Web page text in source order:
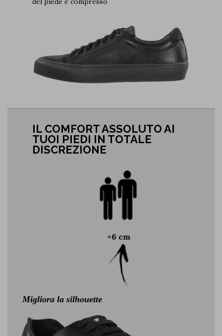
IL COMFORT ASSOLUTO AI
TUOI PIEDI IN TOTALE
DISCREZIONE
+6 cm
Migliora la silhouette